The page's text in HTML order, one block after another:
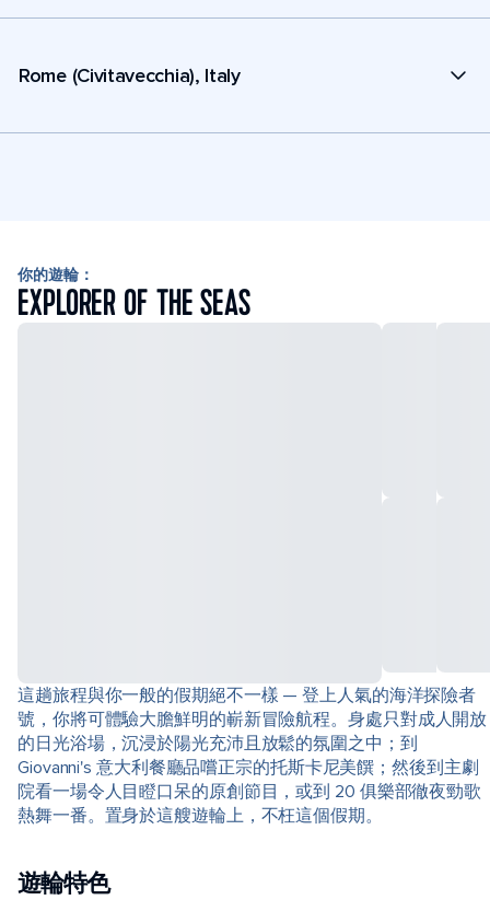
Rome (Civitavecchia), Italy
你的遊輪：
EXPLORER OF THE SEAS
這趟旅程與你一般的假期絕不一樣 — 登上人氣的海洋探險者
號，你將可體驗大膽鮮明的嶄新冒險航程。身處只對成人開放
的日光浴場，沉浸於陽光充沛且放鬆的氛圍之中；到
Giovanni's 意大利餐廳品嚐正宗的托斯卡尼美饌；然後到主劇
院看一場令人目瞪口呆的原創節目，或到 20 俱樂部徹夜勁歌
熱舞一番。置身於這艘遊輪上，不枉這個假期。
遊輪特色